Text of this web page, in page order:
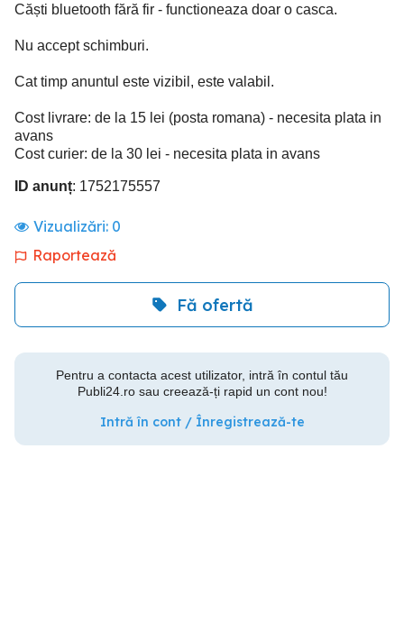
Căști bluetooth fără fir - functioneaza doar o casca.
Nu accept schimburi.
Cat timp anuntul este vizibil, este valabil.
Cost livrare: de la 15 lei (posta romana) - necesita plata in
avans
Cost curier: de la 30 lei - necesita plata in avans
ID anunț: 1752175557
Vizualizări: 0
Raportează
Fă ofertă
Pentru a contacta acest utilizator, intră în contul tău
Publi24.ro sau creează-ți rapid un cont nou!
Intră în cont / Înregistrează-te